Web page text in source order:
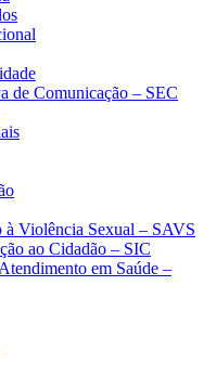
de Comunicação – SEC
à Violência Sexual – SAVS
ao Cidadão – SIC
em Saúde –